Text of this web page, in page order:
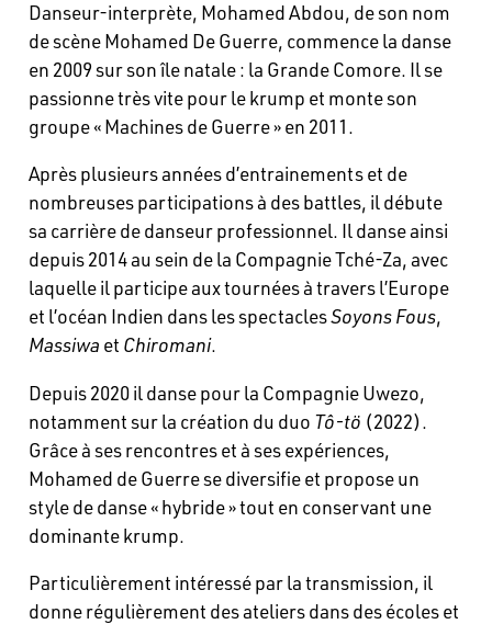
Danseur-interprète, Mohamed Abdou, de son nom
de scène Mohamed De Guerre, commence la danse
en 2009 sur son île natale : la Grande Comore. Il se
passionne très vite pour le krump et monte son
groupe « Machines de Guerre » en 2011.
Après plusieurs années d’entrainements et de
nombreuses participations à des battles, il débute
sa carrière de danseur professionnel. Il danse ainsi
depuis 2014 au sein de la Compagnie Tché-Za, avec
laquelle il participe aux tournées à travers l’Europe
et l’océan Indien dans les spectaclesSoyons Fous,
Massiwa et Chiromani.
Depuis 2020 il danse pour la Compagnie Uwezo,
notamment sur la création du duo Tô-tö (2022).
Grâce à ses rencontres et à ses expériences,
Mohamed de Guerre se diversifie et propose un
style de danse « hybride » tout en conservant une
dominante krump.
Particulièrement intéressé par la transmission, il
donne régulièrement des ateliers dans des écoles et